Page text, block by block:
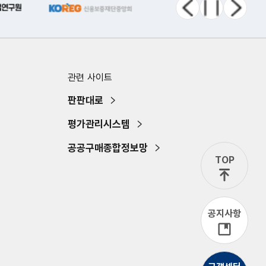
정지다음 메뉴
관련 사이트
판판대로
평가관리시스템
공공구매종합정보망
TOP
공지사항